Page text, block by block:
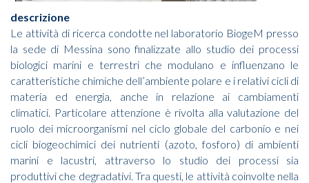
descrizione
Le attività di ricerca condotte nel laboratorio BiogeM presso
la sede di Messina sono finalizzate allo studio dei processi
biologici marini e terrestri che modulano e influenzano le
caratteristiche chimiche dell’ambiente polare e i relativi cicli di
materia ed energia, anche in relazione ai cambiamenti
climatici. Particolare attenzione è rivolta alla valutazione del
ruolo dei microorganismi nel ciclo globale del carbonio e nei
cicli biogeochimici dei nutrienti (azoto, fosforo) di ambienti
marini e lacustri, attraverso lo studio dei processi sia
produttivi che degradativi. Tra questi, le attività coinvolte nella